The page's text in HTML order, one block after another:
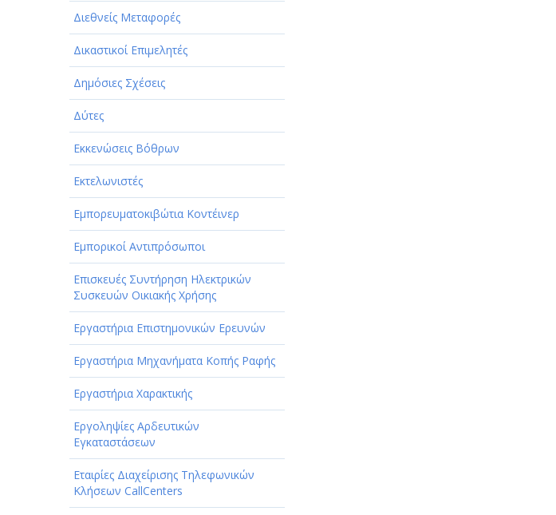
Διεθνείς Μεταφορές
Δικαστικοί Επιμελητές
Δημόσιες Σχέσεις
Δύτες
Εκκενώσεις Βόθρων
Εκτελωνιστές
Εμπορευματοκιβώτια Κοντέινερ
Εμπορικοί Αντιπρόσωποι
Επισκευές Συντήρηση Ηλεκτρικών
Συσκευών Οικιακής Χρήσης
Εργαστήρια Επιστημονικών Ερευνών
Εργαστήρια Μηχανήματα Κοπής Ραφής
Εργαστήρια Χαρακτικής
Εργοληψίες Αρδευτικών
Εγκαταστάσεων
Εταιρίες Διαχείρισης Τηλεφωνικών
Κλήσεων CallCenters